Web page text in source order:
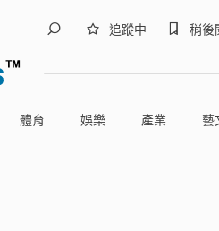
追蹤中 稍後
體育 娛樂 產業 藝